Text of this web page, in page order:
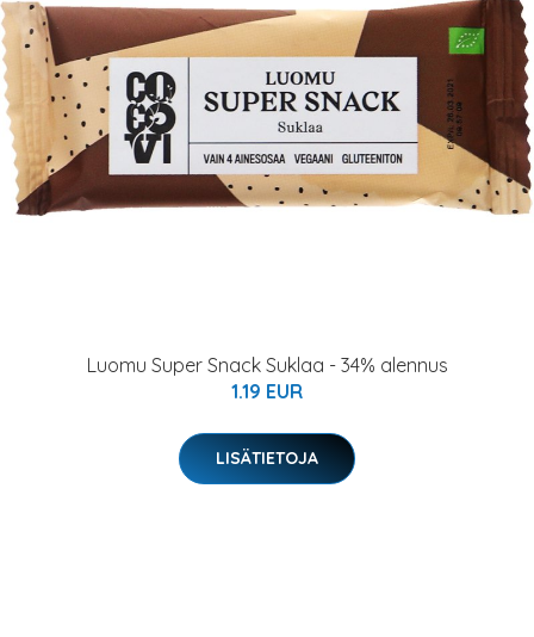
Luomu Super Snack Suklaa - 34% alennus
1.19 EUR
LISÄTIETOJA